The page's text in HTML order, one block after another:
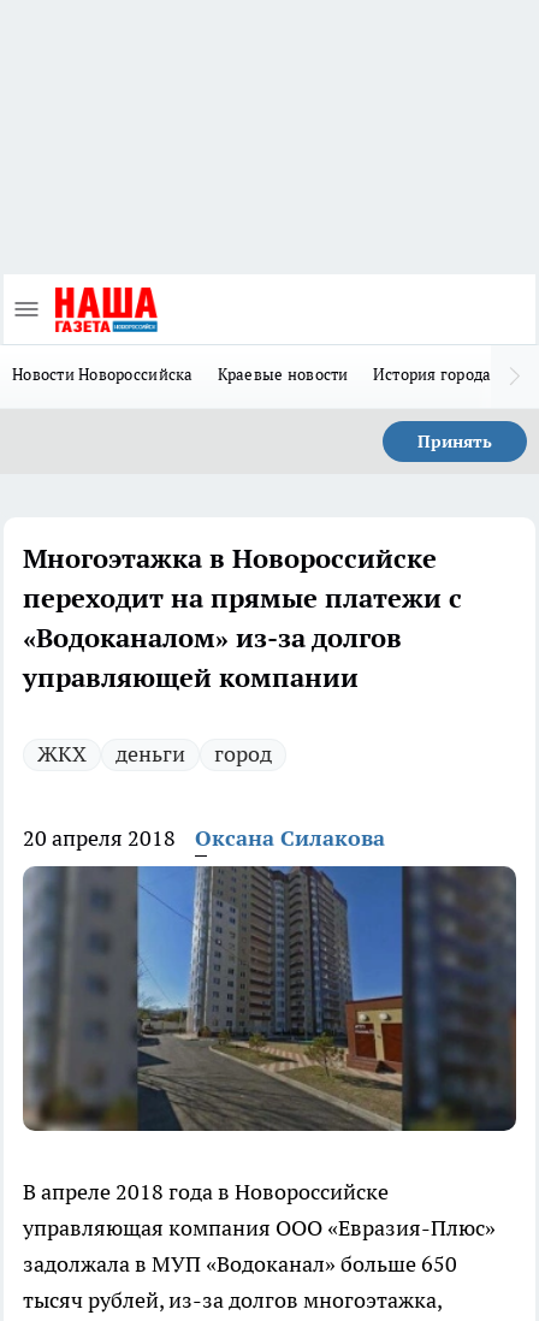
Новости Новороссийска Краевые новости История города Н
Принять
Многоэтажка в Новороссийске
переходит на прямые платежи с
«Водоканалом» из-за долгов
управляющей компании
ЖКХ деньги город
20 апреля 2018 Оксана Силакова
В апреле 2018 года в Новороссийске
управляющая компания ООО «Евразия-Плюс»
задолжала в МУП «Водоканал» больше 650
тысяч рублей, из-за долгов многоэтажка,